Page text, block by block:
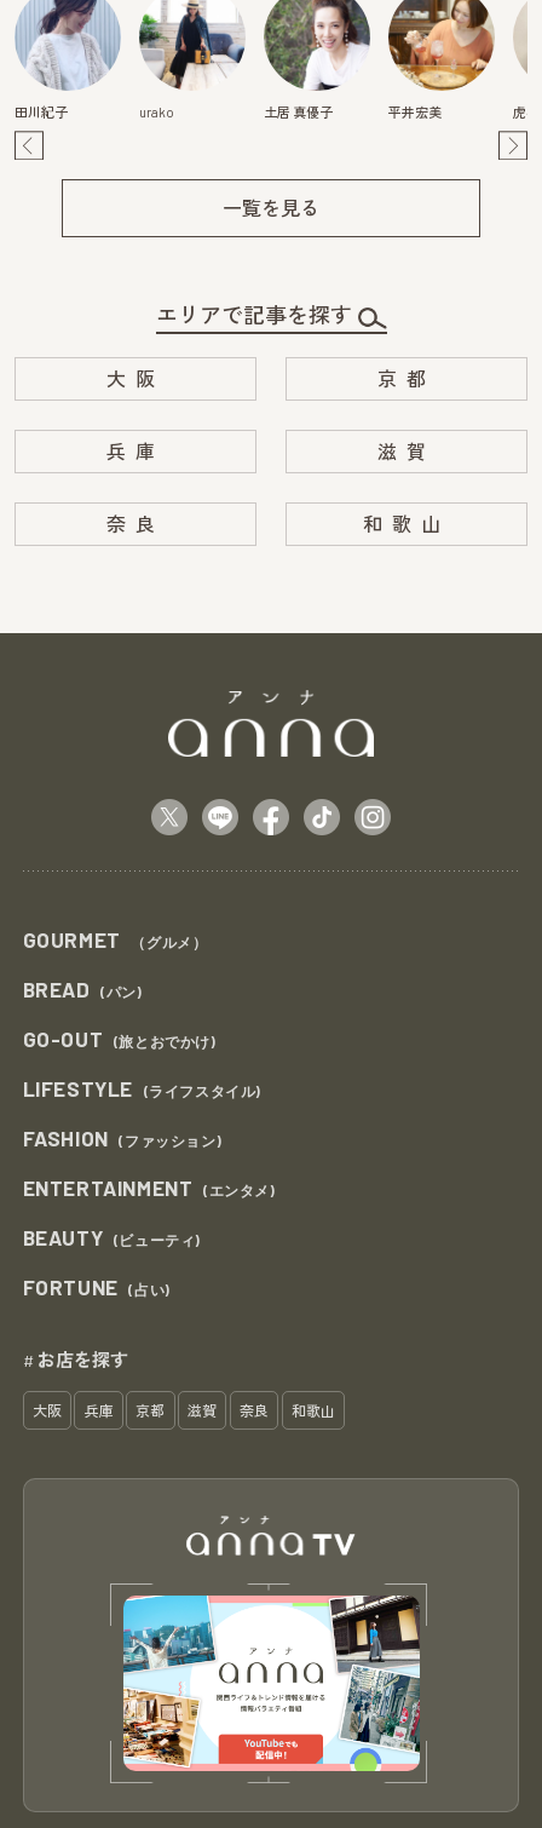
田川紀子 urako 土居 真優子 平井宏美 虎谷
一覧を見る
エリアで記事を探す
大阪 京都
兵庫 滋賀
奈良 和歌山
GOURMET （グルメ）
BREAD (パン)
GO-OUT (旅とおでかけ)
LIFESTYLE (ライフスタイル)
FASHION (ファッション)
ENTERTAINMENT (エンタメ)
BEAUTY (ビューティ)
FORTUNE (占い)
# お店を探す
大阪 兵庫 京都 滋賀 奈良 和歌山